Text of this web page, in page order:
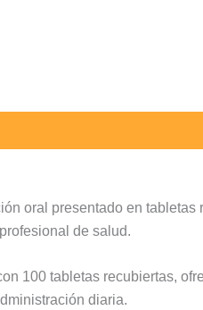
oral presentado en
de salud.
100 tabletas recubiertas,
diaria.